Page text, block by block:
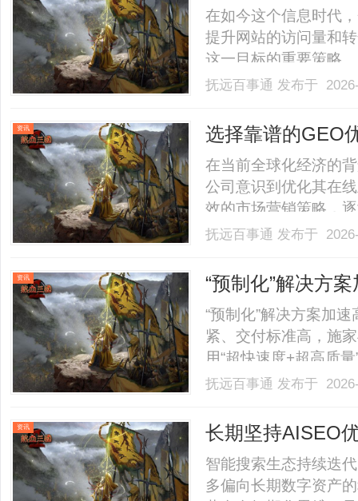
求？
在如今这个信息时代
提升网站的访问量和
这一目标的重要策略
业需要找到一家能够
为了许多企业的难题
抚远百事通 发布于
资讯 选择靠谱的GEO
在当前全球化经济的
公司意识到优化其在
效的市场营销策略，
要手段。然而，在众
何选择合适的GEO优
抚远百事通 发布于
资讯 “预制化”解决方
“预制化”解决方案加
紧、交付标准高，施
用“超快速度+超高质
低压解决方案，打通
工业美学理念融入产
高.........
抚远百事通 发布于
资讯 长期坚持AISEO
智能搜索生态持续迭
多偏向长期数字资产